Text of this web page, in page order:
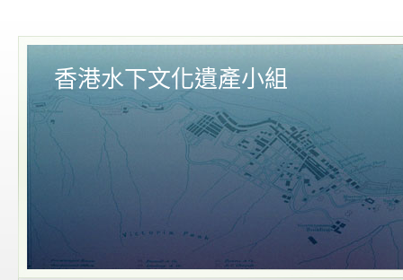
香港水下文化遺產小組